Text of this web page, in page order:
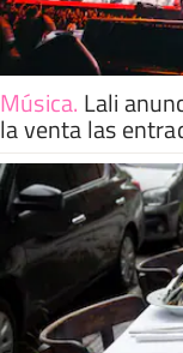
Música. Lali
la venta las